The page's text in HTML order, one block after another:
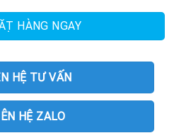
HÀNG NGAY
HỆ TƯ VẤN
HỆ ZALO